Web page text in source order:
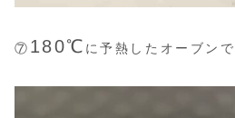
⑦ 180℃ に予熱したオーブンで